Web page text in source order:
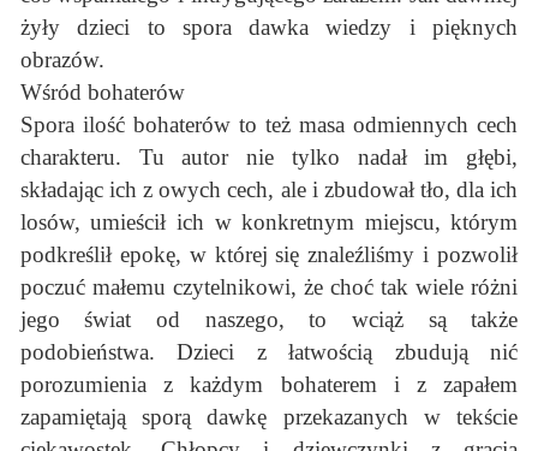
żyły dzieci to spora dawka wiedzy i pięknych
obrazów.
Wśród bohaterów
Spora ilość bohaterów to też masa odmiennych cech
charakteru. Tu autor nie tylko nadał im głębi,
składając ich z owych cech, ale i zbudował tło, dla ich
losów, umieścił ich w konkretnym miejscu, którym
podkreślił epokę, w której się znaleźliśmy i pozwolił
poczuć małemu czytelnikowi, że choć tak wiele różni
jego świat od naszego, to wciąż są także
podobieństwa. Dzieci z łatwością zbudują nić
porozumienia z każdym bohaterem i z zapałem
zapamiętają sporą dawkę przekazanych w tekście